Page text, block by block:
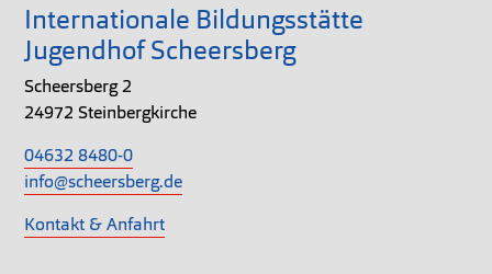
Internationale Bildungsstätte
Jugendhof Scheersberg
Scheersberg 2
24972 Steinbergkirche
04632 8480-0
info@scheersberg.de
Kontakt & Anfahrt